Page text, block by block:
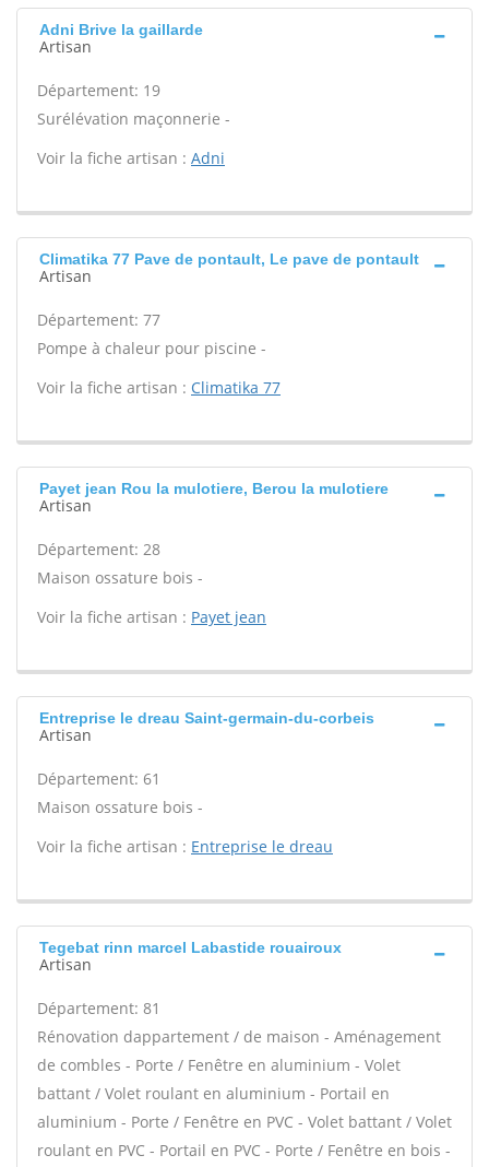
Adni Brive la gaillarde
Artisan
Département: 19
Surélévation maçonnerie -
Voir la fiche artisan : Adni
Climatika 77 Pave de pontault, Le pave de pontault
Artisan
Département: 77
Pompe à chaleur pour piscine -
Voir la fiche artisan : Climatika 77
Payet jean Rou la mulotiere, Berou la mulotiere
Artisan
Département: 28
Maison ossature bois -
Voir la fiche artisan : Payet jean
Entreprise le dreau Saint-germain-du-corbeis
Artisan
Département: 61
Maison ossature bois -
Voir la fiche artisan : Entreprise le dreau
Tegebat rinn marcel Labastide rouairoux
Artisan
Département: 81
Rénovation dappartement / de maison - Aménagement
de combles - Porte / Fenêtre en aluminium - Volet
battant / Volet roulant en aluminium - Portail en
aluminium - Porte / Fenêtre en PVC - Volet battant / Volet
roulant en PVC - Portail en PVC - Porte / Fenêtre en bois -